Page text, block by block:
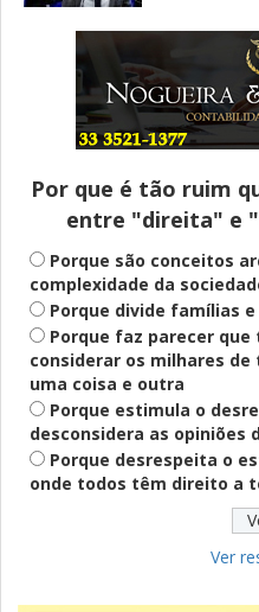
Entenda
Pix Pensão
e como
Saúde Mental
mental
Definido
PT lança
ao governo
Fies: pré-
para
Por que é tão ruim
entre "direita" e
Porque são conceitos
complexidade da
Porque divide famílias
Porque faz parecer
considerar os milhares
uma coisa e outra
Porque estimula o
desconsidera as opiniões
Porque desrespeita o
onde todos têm direito a
Ver